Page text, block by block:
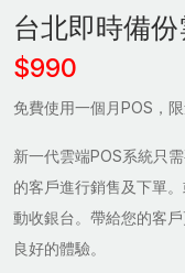
台北即時備
$990
免費使用一個月POS，
新一代雲端POS系統只
的客戶進行銷售及下單
動收銀台。帶給您的客
良好的體驗。